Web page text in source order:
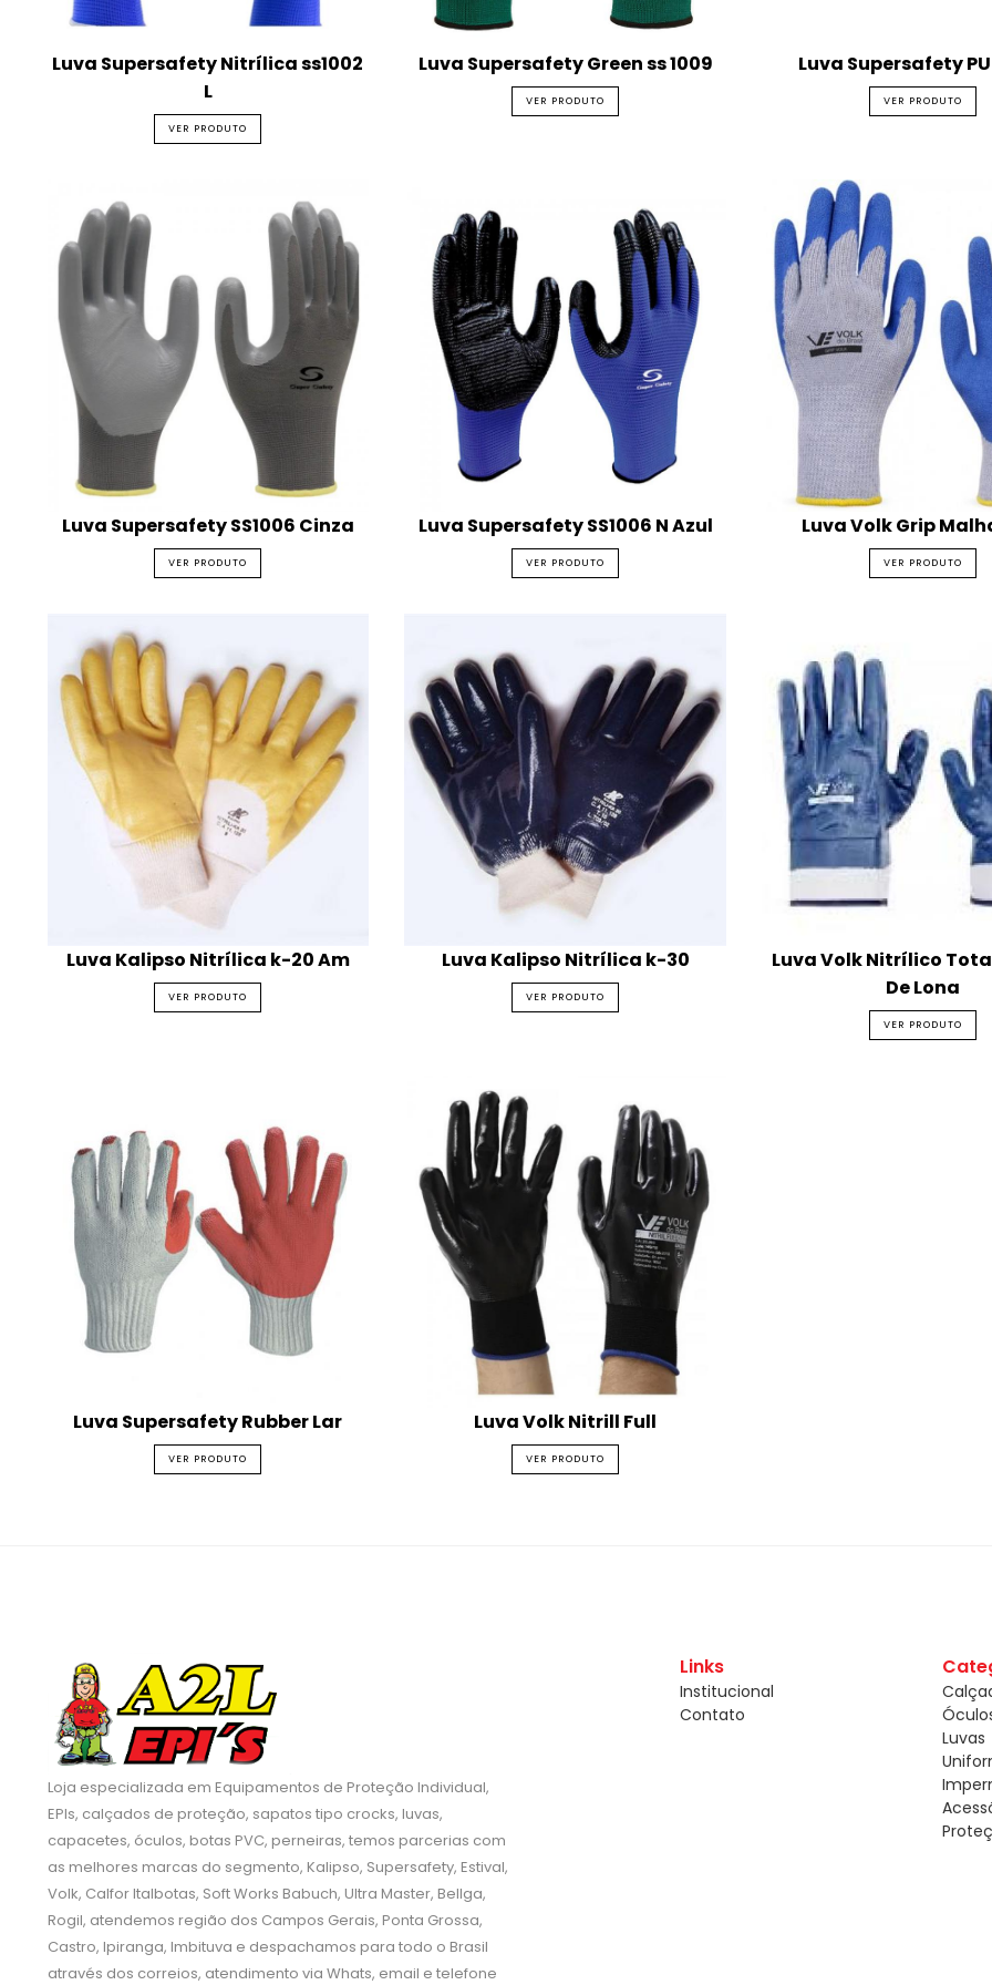
Luva Supersafety Nitrílica ss1002
L
VER PRODUTO
Luva Supersafety Green ss 1009
VER PRODUTO
Luva Supersafety
VER PRODUTO
Luva Supersafety SS1006 Cinza
VER PRODUTO
Luva Supersafety SS1006 N Azul
VER PRODUTO
Luva Volk Grip
VER PRODUTO
Luva Kalipso Nitrílica k-20 Am
VER PRODUTO
Luva Kalipso Nitrílica k-30
VER PRODUTO
Luva Volk Nitrílico
De Lona
VER PRODUTO
Luva Supersafety Rubber Lar
VER PRODUTO
Luva Volk Nitrill Full
VER PRODUTO
Loja especializada em Equipamentos de Proteção Individual,
EPIs, calçados de proteção, sapatos tipo crocks, luvas,
capacetes, óculos, botas PVC, perneiras, temos parcerias com
as melhores marcas do segmento, Kalipso, Supersafety, Estival,
Volk, Calfor Italbotas, Soft Works Babuch, Ultra Master, Bellga,
Rogil, atendemos região dos Campos Gerais, Ponta Grossa,
Castro, Ipiranga, Imbituva e despachamos para todo o Brasil
através dos correios, atendimento via Whats, email e telefone
Links
Institucional
Contato
Luvas